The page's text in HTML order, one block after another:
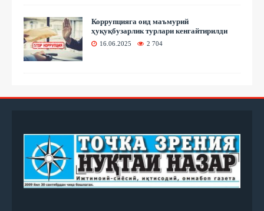
Коррупцияга оид маъмурий
ҳуқуқбузарлик турлари кенгайтирилди
16.06.2025 2 704